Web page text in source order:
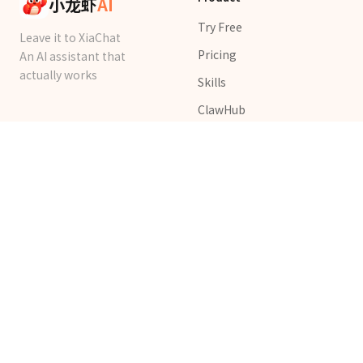
Leave it to XiaChat
An AI assistant that
actually works
Try Free
Pricing
Skills
ClawHub